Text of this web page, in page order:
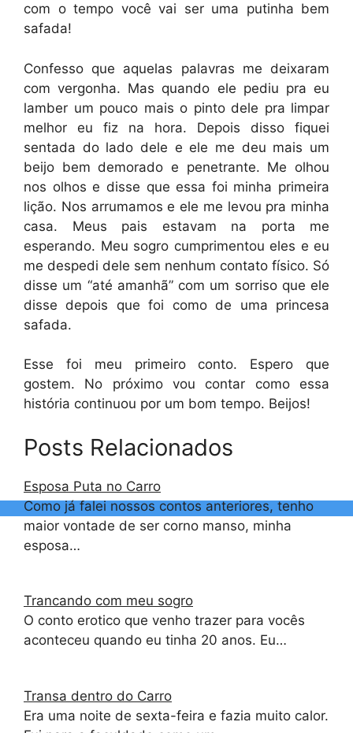
com o tempo você vai ser uma putinha bem
safada!
Confesso que aquelas palavras me deixaram
com vergonha. Mas quando ele pediu pra eu
lamber um pouco mais o pinto dele pra limpar
melhor eu fiz na hora. Depois disso fiquei
sentada do lado dele e ele me deu mais um
beijo bem demorado e penetrante. Me olhou
nos olhos e disse que essa foi minha primeira
lição. Nos arrumamos e ele me levou pra minha
casa. Meus pais estavam na porta me
esperando. Meu sogro cumprimentou eles e eu
me despedi dele sem nenhum contato físico. Só
disse um “até amanhã” com um sorriso que ele
disse depois que foi como de uma princesa
safada.
Esse foi meu primeiro conto. Espero que
gostem. No próximo vou contar como essa
história continuou por um bom tempo. Beijos!
Posts Relacionados
Esposa Puta no Carro
Como já falei nossos contos anteriores, tenho
maior vontade de ser corno manso, minha
esposa…
Trancando com meu sogro
O conto erotico que venho trazer para vocês
aconteceu quando eu tinha 20 anos. Eu…
Transa dentro do Carro
Era uma noite de sexta-feira e fazia muito calor.